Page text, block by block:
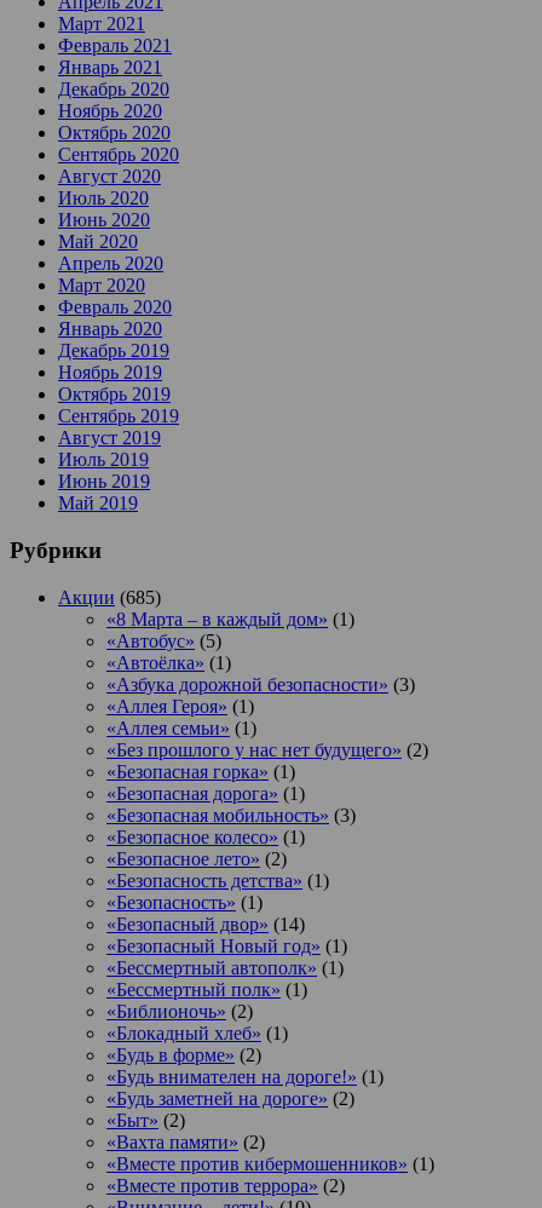
Март 2021
Февраль 2021
Январь 2021
Декабрь 2020
Ноябрь 2020
Октябрь 2020
Сентябрь 2020
Август 2020
Июль 2020
Июнь 2020
Май 2020
Апрель 2020
Март 2020
Февраль 2020
Январь 2020
Декабрь 2019
Ноябрь 2019
Октябрь 2019
Сентябрь 2019
Август 2019
Июль 2019
Июнь 2019
Май 2019
Рубрики
Акции (685)
«8 Марта – в каждый дом» (1)
«Автобус» (5)
«Автоёлка» (1)
«Азбука дорожной безопасности» (3)
«Аллея Героя» (1)
«Аллея семьи» (1)
«Без прошлого у нас нет будущего» (2)
«Безопасная горка» (1)
«Безопасная дорога» (1)
«Безопасная мобильность» (3)
«Безопасное колесо» (1)
«Безопасное лето» (2)
«Безопасность детства» (1)
«Безопасность» (1)
«Безопасный двор» (14)
«Безопасный Новый год» (1)
«Бессмертный автополк» (1)
«Бессмертный полк» (1)
«Библионочь» (2)
«Блокадный хлеб» (1)
«Будь в форме» (2)
«Будь внимателен на дороге!» (1)
«Будь заметней на дороге» (2)
«Быт» (2)
«Вахта памяти» (2)
«Вместе против кибермошенников» (1)
«Вместе против террора» (2)